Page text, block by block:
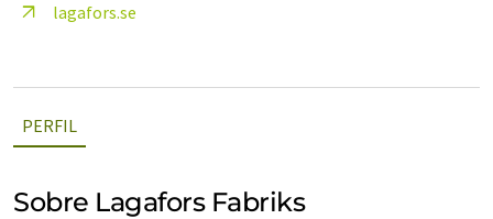
lagafors.se
PERFIL
Sobre Lagafors Fabriks